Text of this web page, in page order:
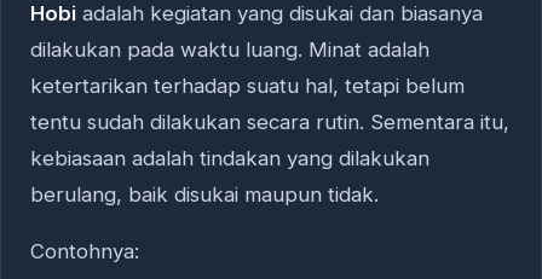
Hobi adalah kegiatan yang disukai dan biasanya
dilakukan pada waktu luang. Minat adalah
ketertarikan terhadap suatu hal, tetapi belum
tentu sudah dilakukan secara rutin. Sementara itu,
kebiasaan adalah tindakan yang dilakukan
berulang, baik disukai maupun tidak.
Contohnya: